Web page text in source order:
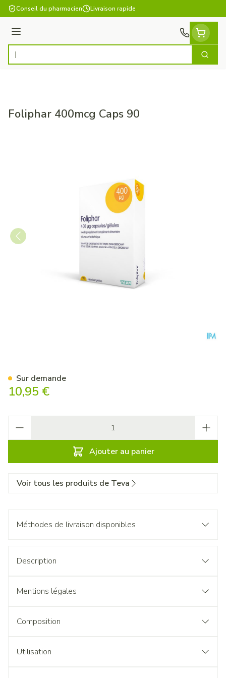
Aller au contenu
Conseil du pharmacien Livraison rapide
Menu
Rechercher
Foliphar 400mcg Caps 90
10,95 €
Ajouter au panier
Sur demande
Voir tous les produits de Teva
Méthodes de livraison disponibles
Description
Mentions légales
Composition
Utilisation